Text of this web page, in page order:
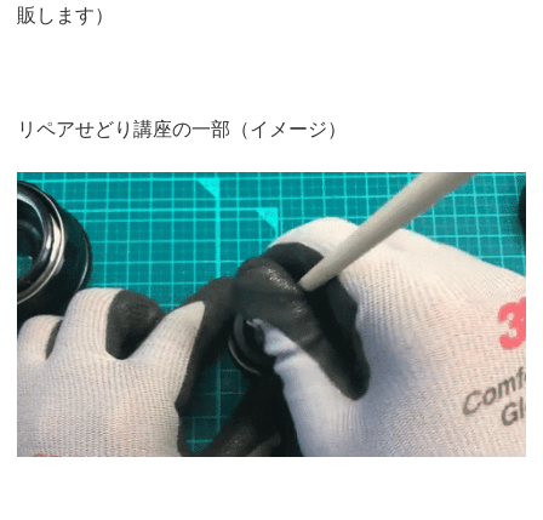
販します）
リペアせどり講座の一部（イメージ）